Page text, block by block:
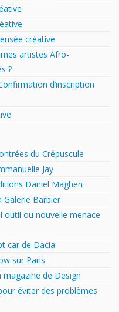
créative
artistes Afro-
?
d’inscription
du Crépuscule
Jay
Daniel Maghen
Galerie Barbier
outil ou nouvelle menace
car de Dacia
sur Paris
magazine de Design
éviter des problèmes